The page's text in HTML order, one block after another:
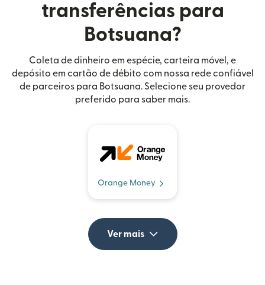
transferências para
Botsuana?
Coleta de dinheiro em espécie, carteira móvel, e
depósito em cartão de débito com nossa rede confiável
de parceiros para Botsuana. Selecione seu provedor
preferido para saber mais.
Orange Money
Ver mais